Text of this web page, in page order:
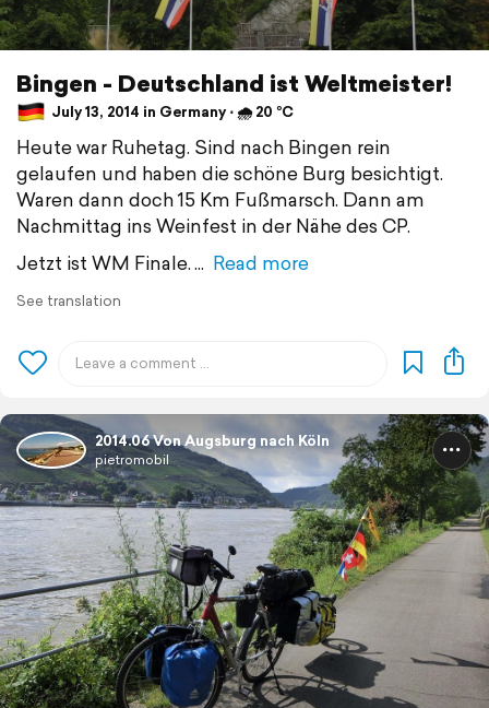
Bingen - Deutschland ist Weltmeister!
July 13, 2014 in Germany ⋅ 🌧 20 °C
Heute war Ruhetag. Sind nach Bingen rein
gelaufen und haben die schöne Burg besichtigt.
Waren dann doch 15 Km Fußmarsch. Dann am
Nachmittag ins Weinfest in der Nähe des CP.
Jetzt ist WM Finale.
Read more
See translation
2014.06 Von Augsburg nach Köln
pietromobil